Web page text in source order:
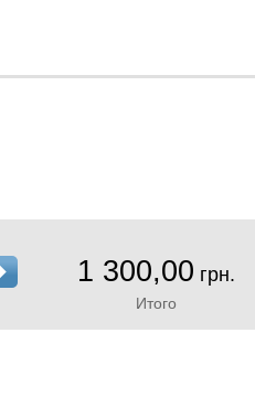
1 300,00 грн.
Итого